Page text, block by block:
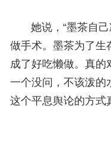
她说，“墨茶自己
做手术。墨茶为了生
成了好吃懒做。真的
一个没问，不该泼的
这个平息舆论的方式